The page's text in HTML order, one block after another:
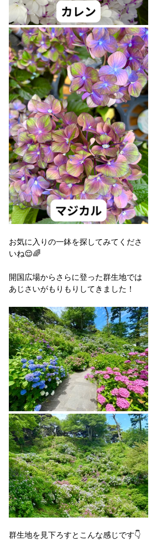
お気に入りの一鉢を探してみてくださ
いね😌🌈
開国広場からさらに登った群生地では
あじさいがもりもりしてきました！
群生地を見下ろすとこんな感じです👇